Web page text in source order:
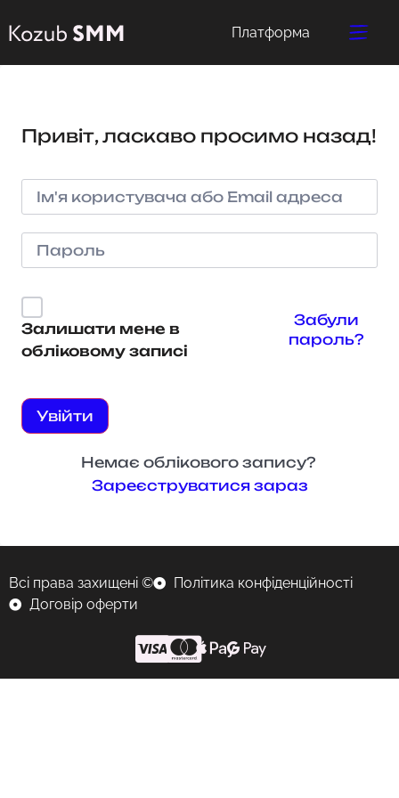
Платформа
Привіт, ласкаво просимо назад!
Залишати мене в
обліковому записі
Забули
пароль?
Увійти
Немає облікового запису?
Зареєструватися зараз
Всі права захищені ©
Політика конфіденційності
Договір оферти